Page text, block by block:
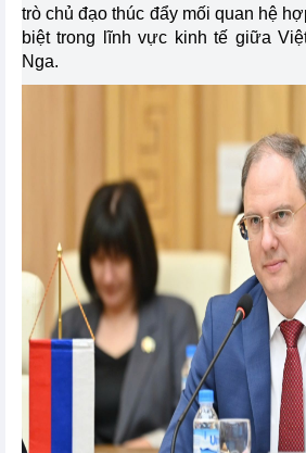
trò chủ đạo thúc đẩy mối quan hệ
biệt trong lĩnh vực kinh tế giữa
Nga.